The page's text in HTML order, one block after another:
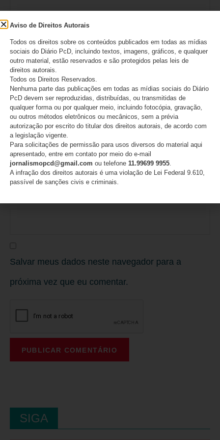
Nome*
E-mail*
Salvar meus dados neste navegador para a
próxima vez que eu comentar.
SIGA
Aviso de Direitos Autorais
Todos os direitos sobre os conteúdos publicados em todas as mídias
sociais do Diário PcD, incluindo textos, imagens, gráficos, e qualquer
outro material, estão reservados e são protegidos pelas leis de
direitos autorais.
Todos os Direitos Reservados.
Nenhuma parte das publicações em todas as mídias sociais do Diário
PcD devem ser reproduzidas, distribuídas, ou transmitidas de
qualquer forma ou por qualquer meio, incluindo fotocópia, gravação,
ou outros métodos eletrônicos ou mecânicos, sem a prévia
autorização por escrito do titular dos direitos autorais, de acordo com
a legislação vigente.
Para solicitações de permissão para usos diversos do material aqui
apresentado, entre em contato por meio do e-mail
jornalismopcd@gmail.com ou telefone 11.99699 9955
A infração dos direitos autorais é uma violação de Lei Federal 9.610,
passível de sanções civis e criminais.